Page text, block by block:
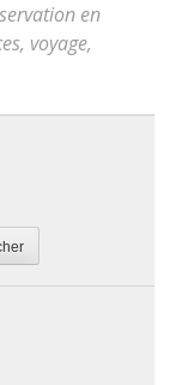
en
, voyage,